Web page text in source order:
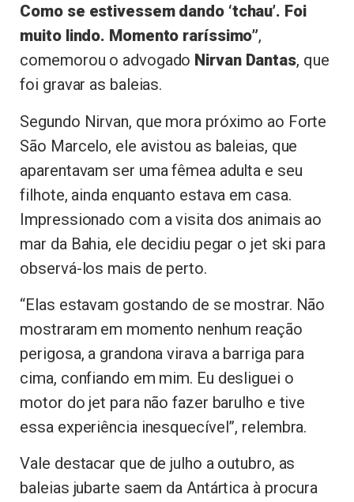
Como se estivessem dando ‘tchau’. Foi
muito lindo. Momento raríssimo”,
comemorou o advogado Nirvan Dantas, que
foi gravar as baleias.
Segundo Nirvan, que mora próximo ao Forte
São Marcelo, ele avistou as baleias, que
aparentavam ser uma fêmea adulta e seu
filhote, ainda enquanto estava em casa.
Impressionado com a visita dos animais ao
mar da Bahia, ele decidiu pegar o jet ski para
observá-los mais de perto.
“Elas estavam gostando de se mostrar. Não
mostraram em momento nenhum reação
perigosa, a grandona virava a barriga para
cima, confiando em mim. Eu desliguei o
motor do jet para não fazer barulho e tive
essa experiência inesquecível”, relembra.
Vale destacar que de julho a outubro, as
baleias jubarte saem da Antártica à procura